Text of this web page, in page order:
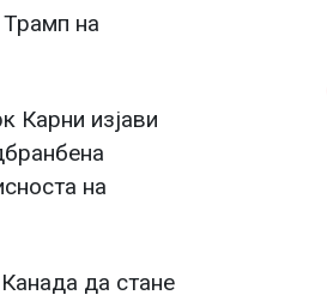
на
Карни изјави
на
да стане